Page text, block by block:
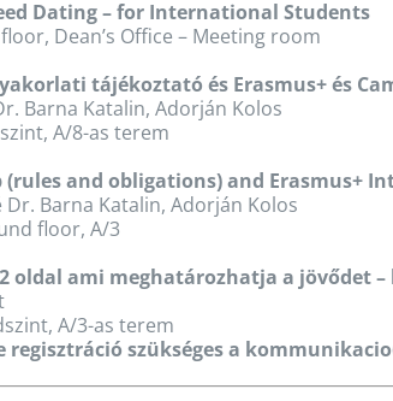
Dating – for International Students
Dean’s Office – Meeting room
tájékoztató és Erasmus+ és
Barna Katalin, Adorján Kolos
A/8-as terem
(rules and obligations) and Erasmus+
Barna Katalin, Adorján Kolos
floor, A/3
2 oldal ami meghatározhatja a jövődet
A/3-as terem
regisztráció szükséges a